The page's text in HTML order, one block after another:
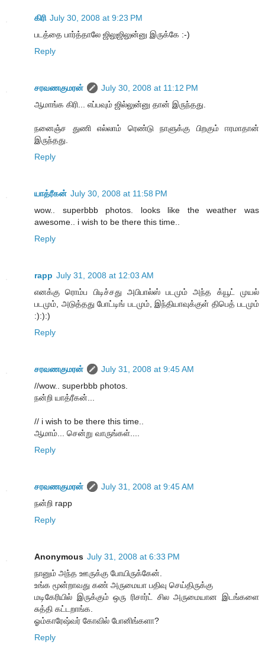
கிரி July 30, 2008 at 9:23 PM
படத்தை பார்த்தாலே ஜிலுஜிலுன்னு இருக்கே :-)
Reply
சரவணகுமரன்
July 30, 2008 at 11:12 PM
ஆமாங்க கிரி... எப்பவும் ஜில்லுன்னு தான் இருந்தது.
நனைஞ்ச துணி எல்லாம் ரெண்டு நாளுக்கு பிறகும் ஈரமாதான்
இருந்தது.
Reply
யாத்ரீகன் July 30, 2008 at 11:58 PM
wow.. superbbb photos. looks like the weather was
awesome.. i wish to be there this time..
Reply
rapp July 31, 2008 at 12:03 AM
எனக்கு ரொம்ப பிடிச்சது அபிபால்ஸ் படமும் அந்த க்யூட் முயல்
படமும், அடுத்தது போட்டிங் படமும், இந்தியாவுக்குள் திபெத் படமும்
:):):)
Reply
சரவணகுமரன்
July 31, 2008 at 9:45 AM
//wow.. superbbb photos.
நன்றி யாத்ரீகன்...
// i wish to be there this time..
ஆமாம்... சென்று வாருங்கள்....
Reply
சரவணகுமரன்
July 31, 2008 at 9:45 AM
நன்றி rapp
Reply
Anonymous July 31, 2008 at 6:33 PM
நானும் அந்த ஊருக்கு போயிருக்கேன்.
உங்க மூன்றாவது கண் அருமையா பதிவு செய்திருக்கு
மடிகேரியில் இருக்கும் ஒரு ரிசார்ட் சில அருமையான இடங்களை
சுத்தி கட்டறாங்க.
ஓம்காரேஷ்வர் கோவில் போனிங்களா?
Reply